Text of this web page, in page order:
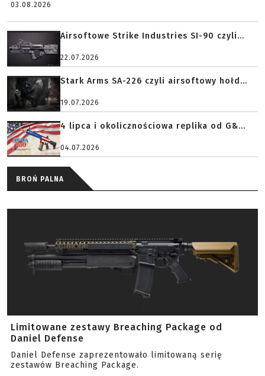
03.08.2026
Airsoftowe Strike Industries SI-90 czyli...
22.07.2026
Stark Arms SA-226 czyli airsoftowy hołd...
19.07.2026
4 lipca i okolicznościowa replika od G&...
04.07.2026
BROŃ PALNA
Limitowane zestawy Breaching Package od
Daniel Defense
Daniel Defense zaprezentowało limitowaną serię
zestawów Breaching Package.